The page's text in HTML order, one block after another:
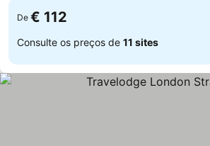
De € 112
Consulte os preços de 11 sites